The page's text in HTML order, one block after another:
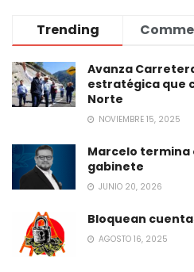
Trending
Avanza
estratégica que
Norte
NOVIEMBRE 15, 2025
Marcelo termina
gabinete
JUNIO 20, 2026
Bloquean
AGOSTO 16, 2025